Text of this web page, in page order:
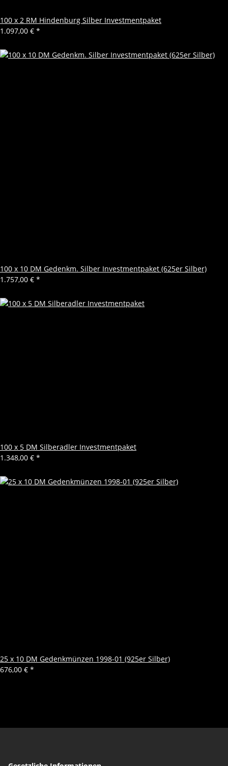
100 x 2 RM Hindenburg Silber Investmentpaket
1.097,00 € *
100 x 10 DM Gedenkm. Silber Investmentpaket (625er Silber)
1.757,00 € *
100 x 5 DM Silberadler Investmentpaket
1.348,00 € *
25 x 10 DM Gedenkmünzen 1998-01 (925er Silber)
676,00 € *